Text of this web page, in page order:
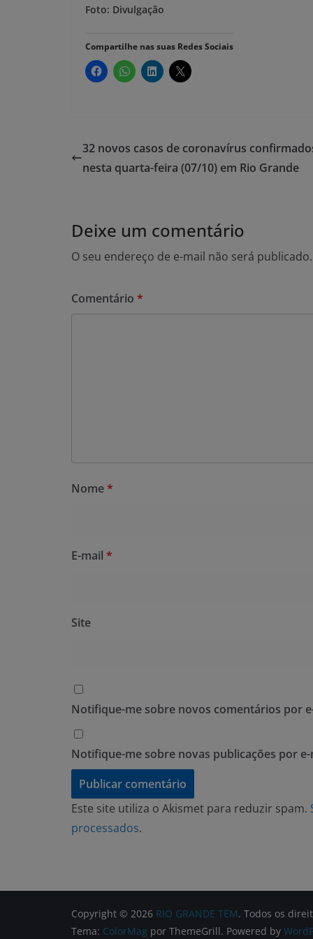
Foto: Divulgação
Compartilhe nas suas Redes Sociais
32 novos casos de coronavírus
nesta quarta-feira (07/10) em Rio Grande
Deixe um comentário
O seu endereço de e-mail não será publicado.
Comentário *
Nome*
E-mail *
Site
Notifique-me sobre novos comentários por
Notifique-me sobre novas publicações por e-
Este site utiliza o Akismet para reduzir spam.
processados.
Copyright © 2026 RIO GRANDE TEM. Todos os
Tema: ColorMag por ThemeGrill. Powered by